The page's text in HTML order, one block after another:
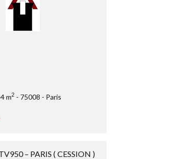
m2 75008 Paris
– PARIS ( CESSION )